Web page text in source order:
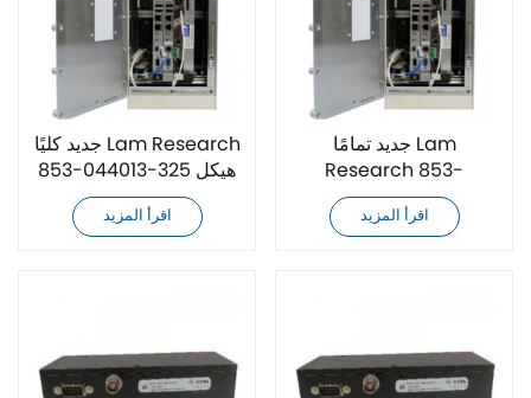
جديد كليًا Lam Research
853-044013-325 هيكل
VME
اقرأ المزيد
جديد تمامًا Lam
Research 853-
044013-007 هيكل VME
اقرأ المزيد